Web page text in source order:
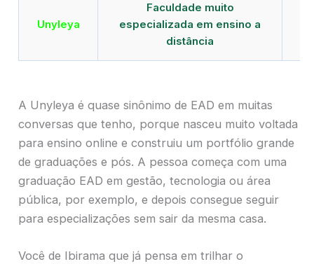
Unyleya
Faculdade muito
especializada em ensino a
distância
A Unyleya é quase sinônimo de EAD em muitas
conversas que tenho, porque nasceu muito voltada
para ensino online e construiu um portfólio grande
de graduações e pós. A pessoa começa com uma
graduação EAD em gestão, tecnologia ou área
pública, por exemplo, e depois consegue seguir
para especializações sem sair da mesma casa.
Você de Ibirama que já pensa em trilhar o